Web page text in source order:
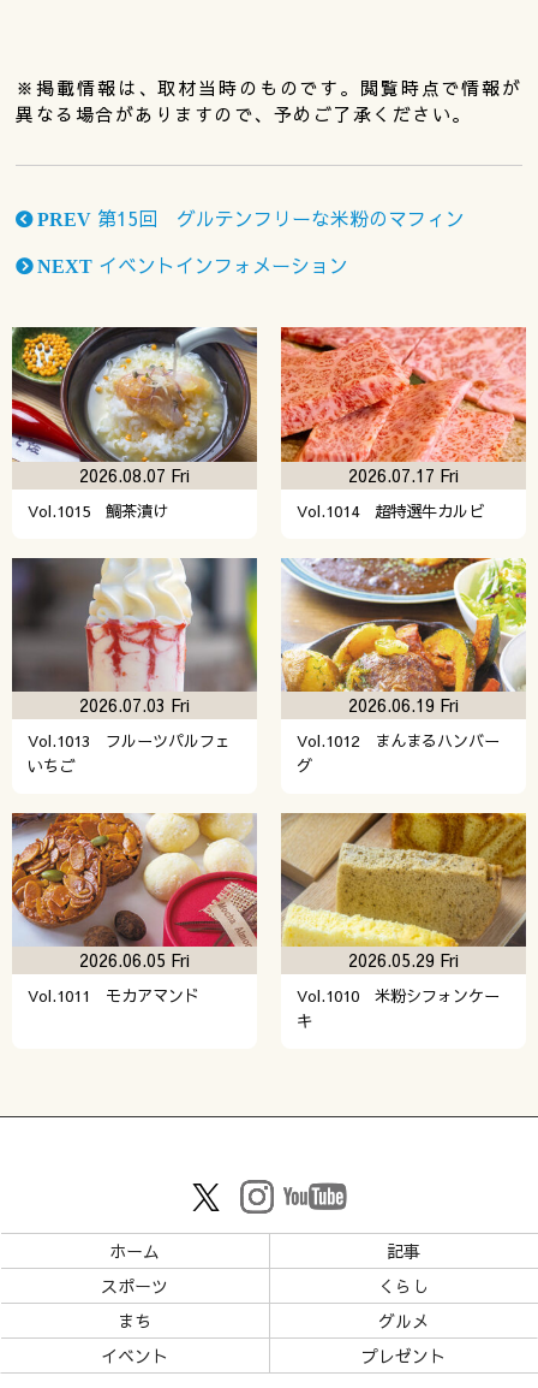
※掲載情報は、取材当時のものです。閲覧時点で情報が
異なる場合がありますので、予めご了承ください。
PREV 第15回 グルテンフリーな米粉のマフィン
NEXT イベントインフォメーション
Vol.1015 鯛茶漬け
2026.08.07 Fri
Vol.1014 超特選牛カルビ
2026.07.17 Fri
Vol.1013 フルーツパルフェ
いちご
2026.07.03 Fri
Vol.1012 まんまるハンバー
グ
2026.06.19 Fri
Vol.1011 モカアマンド
2026.06.05 Fri
Vol.1010 米粉シフォンケー
キ
2026.05.29 Fri
ホーム
記事
スポーツ
くらし
まち
グルメ
イベント
プレゼント